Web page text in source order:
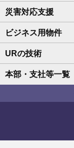
災害対応支援
ビジネス用物件
URの技術
本部・支社等一覧